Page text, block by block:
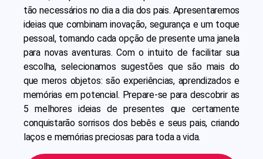
tão necessários no dia a dia dos pais. Apresentaremos
ideias que combinam inovação, segurança e um toque
pessoal, tornando cada opção de presente uma janela
para novas aventuras. Com o intuito de facilitar sua
escolha, selecionamos sugestões que são mais do
que meros objetos: são experiências, aprendizados e
memórias em potencial. Prepare-se para descobrir as
5 melhores ideias de presentes que certamente
conquistarão sorrisos dos bebês e seus pais, criando
laços e memórias preciosas para toda a vida.